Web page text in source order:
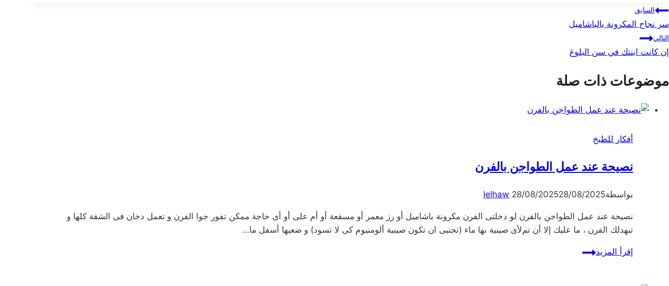
تصفّح
المقالات
السابق
سر نجاح المكرونة بالباشاميل
التالي
إن كانت ابنتك في سن البلوغ
موضوعات ذات صلة
أفكار للطبخ
نصيحة عند عمل الطواجن بالفرن
بواسطة lelhaw 28/08/202528/08/2025
نصيحة عند عمل الطواجن بالفرن لو دخلتى الفرن مكرونة باشاميل أو رز معمر أو مسقعة أو أم على أو أى حاجة ممكن تفور جوا الفرن و تعمل دخان فى الشقة كلها و
تبهدلك الفرن ، ما عليك إلا أن تمﻷى صينية بها ماء (تجنبى ان تكون صينية ألومنيوم كى لا تسود) و ضعيها أسفل ما…
إقرأ المزيدنصيحة